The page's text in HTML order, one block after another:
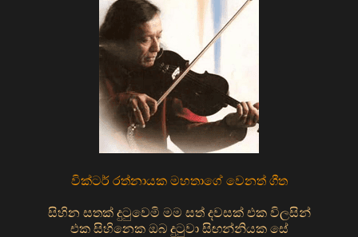
වික්ටර් රත්නායක මහතාගේ වෙනත් ගීත
සිහින සතක් දුටුවෙමි මම සත් දවසක් එක විලසින්
එක සිහිනෙක ඔබ දුටුවා සිඟන්නියක සේ